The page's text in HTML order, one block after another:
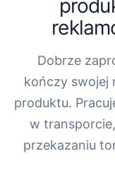
Dobrze
kończy swojej
produktu.
w
przekazaniu